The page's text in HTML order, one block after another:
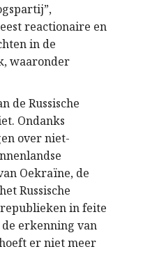
reactionaire en
in de
waaronder
de Russische
Ondanks
over niet-
Oekraïne, de
Russische
in feite
erkenning van
er niet meer